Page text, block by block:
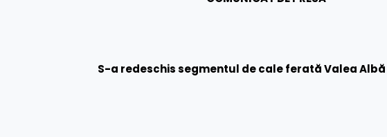
S-a redeschis segmentul de cale ferată Valea Albă